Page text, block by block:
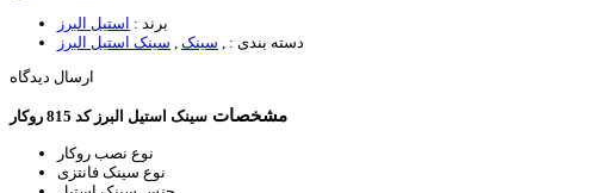
برند : استیل البرز
دسته بندی :
سینک
سینک استیل البرز
ارسال دیدگاه
مشخصات سینک استیل البرز کد 815 روکار
نوع نصب روکار
نوع سینک فانتزی